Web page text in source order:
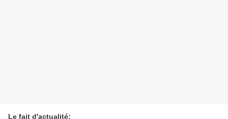
Le fait d'actualité: